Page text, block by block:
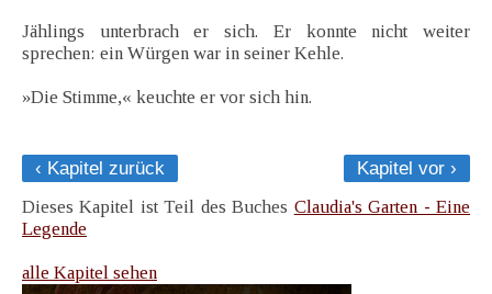
Jählings unterbrach er sich. Er konnte nicht weiter
sprechen: ein Würgen war in seiner Kehle.
»Die Stimme,« keuchte er vor sich hin.
‹ Kapitel zurück
Kapitel vor ›
Dieses Kapitel ist Teil des Buches Claudia's Garten - Eine
Legende
alle Kapitel sehen